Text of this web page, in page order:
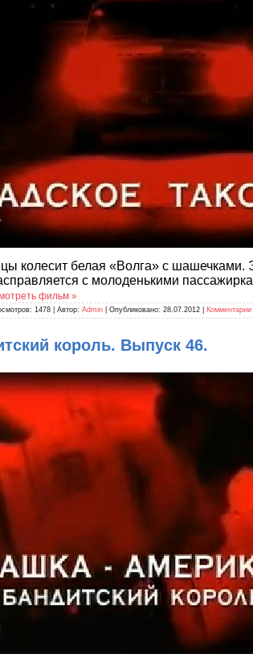
колесит белая «Волга» с шашечками.
с молоденькими
фильм »
1478 | Автор: Admin | Опубликовано: 28.07.2012 Комментарии
король. Выпуск 46.